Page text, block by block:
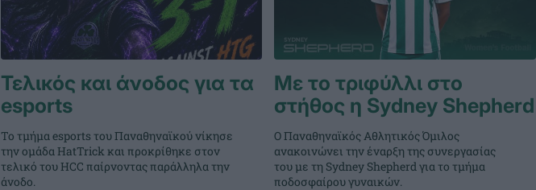
Τελικός και άνοδος για τα
esports
Το τμήμα esports του Παναθηναϊκού νίκησε
την ομάδα HatTrick και προκρίθηκε στον
τελικό του HCC παίρνοντας παράλληλα την
άνοδο.
Με το τριφύλλι στο
στήθος η Sydney Shepherd
Ο Παναθηναϊκός Αθλητικός Όμιλος
ανακοινώνει την έναρξη της συνεργασίας
του με τη Sydney Shepherd για το τμήμα
ποδοσφαίρου γυναικών.